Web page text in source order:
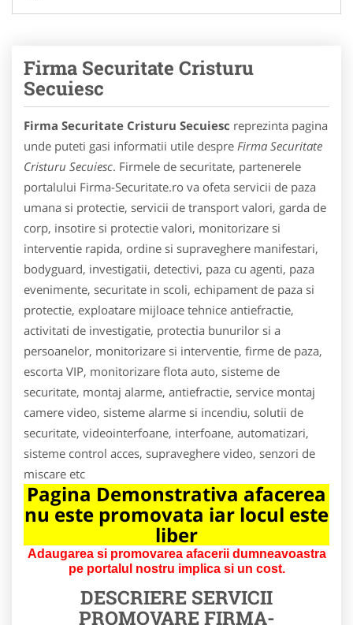
Firma Securitate Cristuru
Secuiesc
Firma Securitate Cristuru Secuiesc reprezinta pagina
unde puteti gasi informatii utile despre Firma Securitate
Cristuru Secuiesc. Firmele de securitate, partenerele
portalului Firma-Securitate.ro va ofeta servicii de paza
umana si protectie, servicii de transport valori, garda de
corp, insotire si protectie valori, monitorizare si
interventie rapida, ordine si supraveghere manifestari,
bodyguard, investigatii, detectivi, paza cu agenti, paza
evenimente, securitate in scoli, echipament de paza si
protectie, exploatare mijloace tehnice antiefractie,
activitati de investigatie, protectia bunurilor si a
persoanelor, monitorizare si interventie, firme de paza,
escorta VIP, monitorizare flota auto, sisteme de
securitate, montaj alarme, antiefractie, service montaj
camere video, sisteme alarme si incendiu, solutii de
securitate, videointerfoane, interfoane, automatizari,
sisteme control acces, supraveghere video, senzori de
miscare etc
Pagina Demonstrativa afacerea
nu este promovata iar locul este
liber
Adaugarea si promovarea afacerii dumneavoastra
pe portalul nostru implica si un cost.
DESCRIERE SERVICII
PROMOVAREFIRMA-